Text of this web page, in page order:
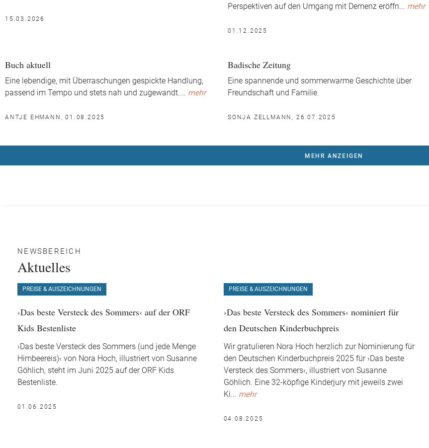
15.03.2026
Perspektiven auf den Umgang mit Demenz eröffn... mehr
01.12.2025
Buch aktuell
Eine lebendige, mit Überraschungen gespickte Handlung,
passend im Tempo und stets nah und zugewandt.... mehr
ANTJE EHMANN, 01.08.2025
Badische Zeitung
Eine spannende und sommerwarme Geschichte über
Freundschaft und Familie.
SONJA ZELLMANN, 26.07.2025
MEHR ANZEIGEN
NEWSBEREICH
Aktuelles
PREISE & AUSZEICHNUNGEN
›Das beste Versteck des Sommers‹ auf der ORF
Kids Bestenliste
›Das beste Versteck des Sommers (und jede Menge
Himbeereis)‹ von Nora Hoch, illustriert von Susanne
Göhlich, steht im Juni 2025 auf der ORF Kids
Bestenliste.
01.06.2025
PREISE & AUSZEICHNUNGEN
›Das beste Versteck des Sommers‹ nominiert für
den Deutschen Kinderbuchpreis
Wir gratulieren Nora Hoch herzlich zur Nominierung für
den Deutschen Kinderbuchpreis 2025 für ›Das beste
Versteck des Sommers‹, illustriert von Susanne
Göhlich. Eine 32-köpfige Kinderjury mit jeweils zwei
Ki... mehr
04.08.2025